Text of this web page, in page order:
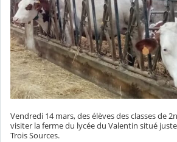
Vendredi 14 mars, des élèves des classes de
visiter la ferme du lycée du Valentin situé
Trois Sources.